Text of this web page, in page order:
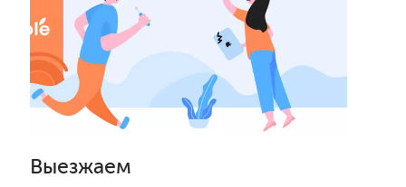
Выезжаем